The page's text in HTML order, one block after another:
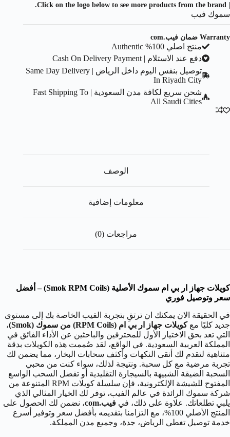
| Click on the logo below to see more products from the brand.
سموك فيب
Warranty ضمان فيب.com
منتج اصلي 100% Authentic
دفع عند الاستلام | Cash On Delivery Payment
توصيل بنفس اليوم داخل الرياض | Same Day Delivery
In Riyadh City
شحن سريع لكافة مدن السعودية | Fast Shipping To
All Saudi Cities
الوصف
معلومات إضافية
مراجعات (0)
كويلات جهاز ار بي ام سموك الأصلية (Smok RPM Coils) – أفضل
سعر وتوصيل فوري
في الحقيقة الان يمكنك ان ترتقِ بتجربة الفيب الخاصة بك إلى مستوى
جديد كليًا معكويلات جهاز ار بي ام (RPM Coils) من سموك (Smok)
،
التي تعد بحق الاختيار الأول للمحترفين والباحثين عن الأداء الفائق في
المملكة العربية السعودية. في الواقع، لقد صُممت هذه الكويلات بدقة
متناهية لتقدم لك أنقى النكهات وأكثف سحابات البخار، مما يضمن لك
تجربة مرضية مع كل سحبة. ونتيجة لذلك، سواء كنت من محبي
السحبة الضيقة الشبيهة بالسيجارة التقليدية أو تفضل السحب الواسع
المفتوح للشيشة الإلكترونية، فإن سلسلة كويلات RPM المتنوعة من
شركة سموك الرائدة في عالم الفيب، توفر لك الخيار المثالي الذي
يلبي تطلعاتك. علاوة على ذلك، في فيب.com
، نضمن لك الحصول على
المنتج الأصلي 100%، مع التزامنا بتقديمه بأفضل سعر وتوفير أسرع
خدمة توصيل تغطي الرياض، جدة، وجميع مدن المملكة.